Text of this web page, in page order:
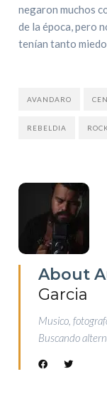
negaron muchos
de la época, pero
tenían tanto
AVANDARO
REBELDIA ROCK
About
Garcia
Musico,
Buscando